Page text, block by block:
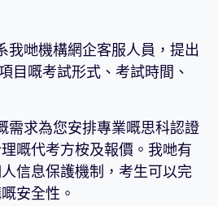
我哋機構網企客服人員，提出
目嘅考試形式、考試時間、
需求為您安排專業嘅思科認證
嘅代考方桉及報價。我哋有
信息保護機制，考生可以完
安全性。